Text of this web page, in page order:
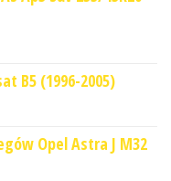
B5 (1996-2005)
Opel Astra J M32